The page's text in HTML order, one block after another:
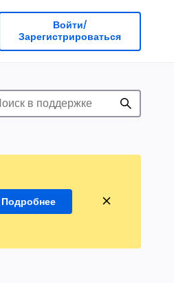
Войти/
Зарегистрироваться
Подробнее